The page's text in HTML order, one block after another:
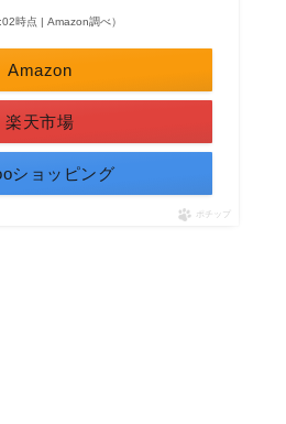
時点 | Amazon調べ）
Amazon
楽天市場
ショッピング
ポチップ